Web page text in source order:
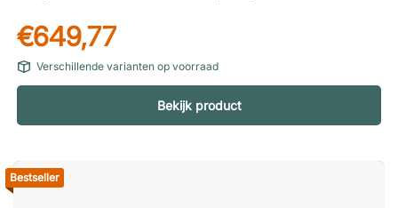
wachtruimtes of vergaderruimtes. Doordacht Scandinavisch
ontwerp Scandinavisch design wordt gekenmerkt door
strakke lijnen, eenvoud en functionaliteit – iets wat duidelijk
terugkomt in Bukto. De minimalistische vorm geeft een
elegante uitstraling en maakt de kapstok tegelijkertijd
praktisch in het dagelijks gebruik. Het resultaat is een meubel
Stabiele constructie voor dagelijks gebruik Bukto is ontworpen
om stevig te staan en dagelijks gebruik te weerstaan. De
€649,77
Verschillende varianten op voorraad
Bekijk product
Bestseller